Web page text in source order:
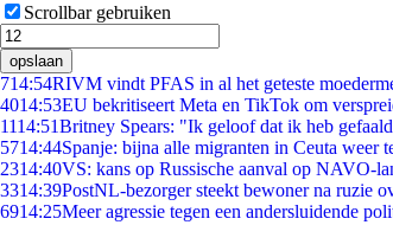
Scrollbar gebruiken
opslaan
714:54RIVM vindt PFAS in al het geteste
4014:53EU bekritiseert Meta en TikTok om
1114:51Britney Spears: "Ik geloof dat ik heb
5714:44Spanje: bijna alle migranten in Ceuta weer
2314:40VS: kans op Russische aanval op NAVO-
3314:39PostNL-bezorger steekt bewoner na ruzie
6914:25Meer agressie tegen een andersluidende